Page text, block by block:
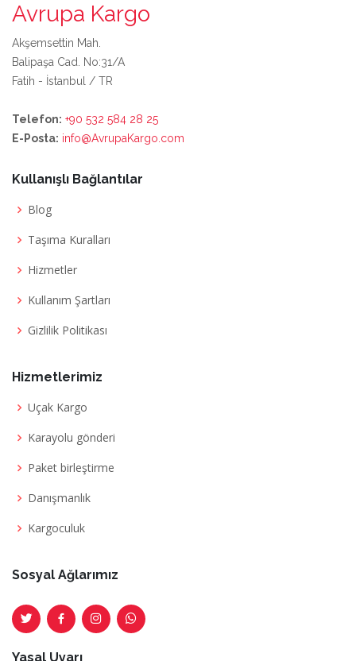
Avrupa Kargo
Akşemsettin Mah.
Balipaşa Cad. No:31/A
Fatih - İstanbul / TR
Telefon: +90 532 584 28 25
E-Posta: info@AvrupaKargo.com
Kullanışlı Bağlantılar
Blog
Taşıma Kuralları
Hizmetler
Kullanım Şartları
Gizlilik Politikası
Hizmetlerimiz
Uçak Kargo
Karayolu gönderi
Paket birleştirme
Danışmanlık
Kargoculuk
Sosyal Ağlarımız
Yasal Uyarı